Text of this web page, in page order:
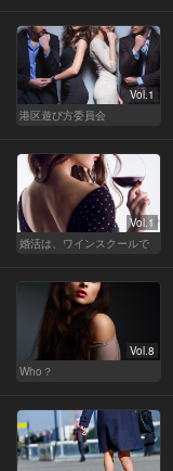
Vol.1
港区遊び方委員会
Vol.1
婚活は、ワインスクールで
Vol.8
Who？